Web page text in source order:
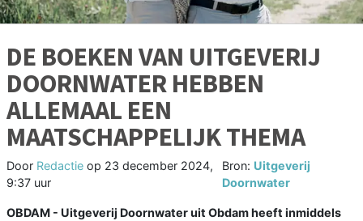
DE BOEKEN VAN UITGEVERIJ
DOORNWATER HEBBEN
ALLEMAAL EEN
MAATSCHAPPELIJK THEMA
Door Redactie op 23 december 2024,
9:37 uur
Bron: Uitgeverij
Doornwater
OBDAM - Uitgeverij Doornwater uit Obdam heeft inmiddels